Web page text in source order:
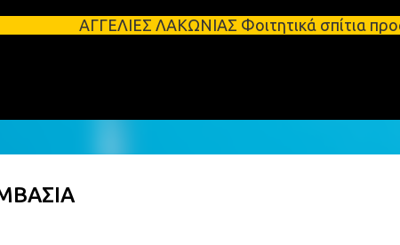
Μετάβαση στο κύριο περιεχόμενο
ΛΑΚΩΝΙΑΣ Φοιτητικά σπίτια προς